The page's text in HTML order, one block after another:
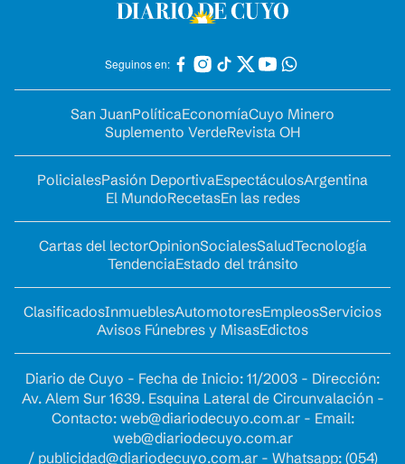
Seguinos en:
San JuanPolíticaEconomíaCuyo Minero
Suplemento VerdeRevista OH
PolicialesPasión DeportivaEspectáculosArgentina
El MundoRecetasEn las redes
Cartas del lectorOpinionSocialesSaludTecnología
TendenciaEstado del tránsito
ClasificadosInmueblesAutomotoresEmpleosServicios
Avisos Fúnebres y MisasEdictos
Diario de Cuyo - Fecha de Inicio: 11/2003 - Dirección:
Av. Alem Sur 1639. Esquina Lateral de Circunvalación -
Contacto: web@diariodecuyo.com.ar- Email:
web@diariodecuyo.com.ar
/ publicidad@diariodecuyo.com.ar- Whatsapp: (054)